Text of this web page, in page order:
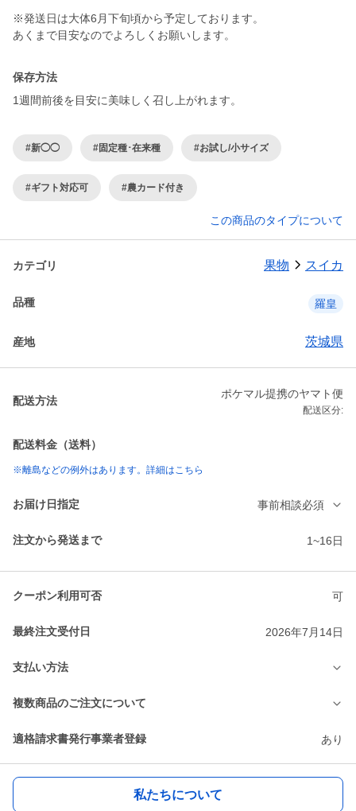
※発送日は大体6月下旬頃から予定しております。
あくまで目安なのでよろしくお願いします。
保存方法
1週間前後を目安に美味しく召し上がれます。
#新◯◯ #固定種･在来種 #お試し/小サイズ
#ギフト対応可 #農カード付き
この商品のタイプについて
カテゴリ 果物 スイカ
品種 羅皇
産地 茨城県
配送方法
ポケマル提携のヤマト便
配送区分:
配送料金（送料）
※離島などの例外はあります。詳細はこちら
お届け日指定 事前相談必須
注文から発送まで 1~16日
クーポン利用可否 可
最終注文受付日 2026年7月14日
支払い方法
複数商品のご注文について
適格請求書発行事業者登録 あり
私たちについて